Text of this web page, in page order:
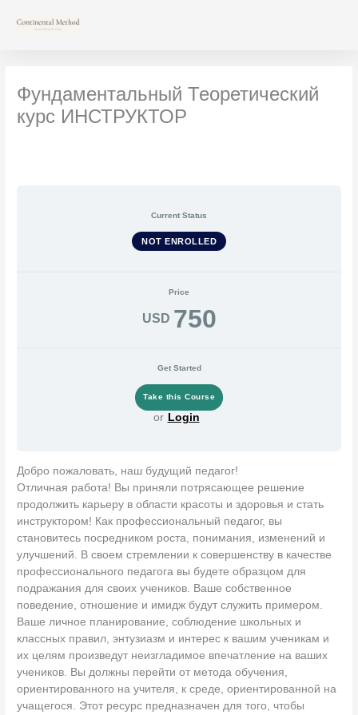
Фундаментальный Теоретический
курс ИНСТРУКТОР
Current Status
NOT ENROLLED
Price
USD 750
Get Started
or Login
Добро пожаловать, наш будущий педагог!
Отличная работа! Вы приняли потрясающее решение
продолжить карьеру в области красоты и здоровья и стать
инструктором! Как профессиональный педагог, вы
становитесь посредником роста, понимания, изменений и
улучшений. В своем стремлении к совершенству в качестве
профессионального педагога вы будете образцом для
подражания для своих учеников. Ваше собственное
поведение, отношение и имидж будут служить примером.
Ваше личное планирование, соблюдение школьных и
классных правил, энтузиазм и интерес к вашим ученикам и
их целям произведут неизгладимое впечатление на ваших
учеников. Вы должны перейти от метода обучения,
ориентированного на учителя, к среде, ориентированной на
учащегося. Этот ресурс предназначен для того, чтобы